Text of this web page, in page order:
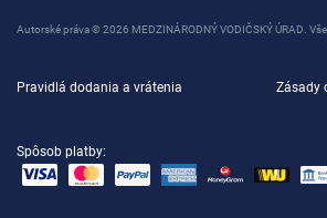
Autorské práva © 2026 MEDZINÁRODNÝ VODIČSKÝ ÚRAD.
Pravidlá dodania a vrátenia Zásady
Spôsob platby: